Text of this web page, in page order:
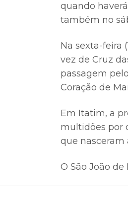
quando
também no
Na sexta-feira
vez de Cruz
passagem
Coração de
Em Itatim, a
multidões por
que nasceram
O São João